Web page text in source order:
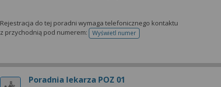
Rejestracja do tej poradni wymaga telefonicznego kontaktu
z przychodnią pod numerem:
Wyświetl numertelefonu do rejestracji
Poradnia lekarza POZ 01